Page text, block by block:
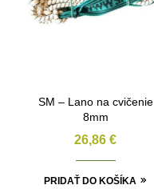
SM – Lano na cvičenie
8mm
26,86 €
PRIDAŤ DO KOŠÍKA